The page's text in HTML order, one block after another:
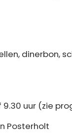
dinerbon,
uur (zie
Posterholt